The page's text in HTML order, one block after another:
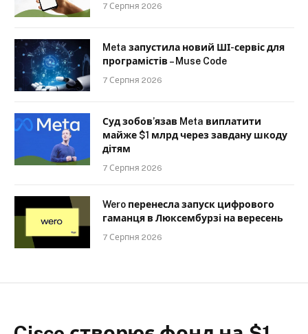
7 Серпня 2026
Meta запустила новий ШІ-сервіс для
програмістів – Muse Code
7 Серпня 2026
Суд зобов’язав Meta виплатити
майже $1 млрд через завдану шкоду
дітям
7 Серпня 2026
Wero перенесла запуск цифрового
гаманця в Люксембурзі на вересень
7 Серпня 2026